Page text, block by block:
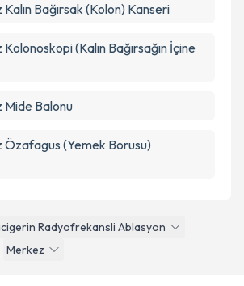
Radyofrekansli Ablasyon
Merkez
Bağırsak (Kolon) Kanseri
(Kalın Bağırsağın İçine
Mide Balonu
Özafagus (Yemek Borusu)